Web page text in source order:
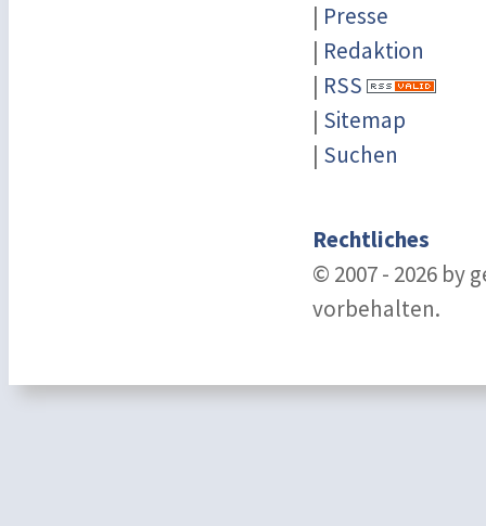
| Presse
| Redaktion
| RSS
| Sitemap
| Suchen
Rechtliches
© 2007 - 2026 by
vorbehalten.